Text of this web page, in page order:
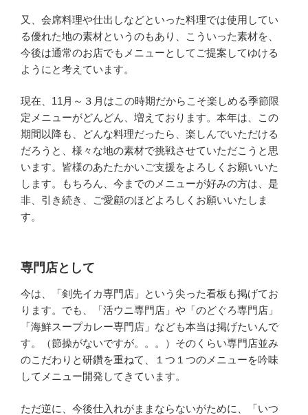
又、会席料理や仕出しなどといった料理では使用してい
る優れた地の素材というのもあり、こういった素材を、
今後は通常のお店でもメニューとしてご提案してゆける
ようにと考えています。
現在、11月～３月はこの時期だからこそ楽しめる季節限
定メニューがどんどん、増えております。本年は、この
期間以降も、どんな料理だったら、楽しんでいただける
だろうと、様々な地の素材で挑戦させていただこうと思
います。皆様のあたたかいご支援をよろしくお願いいた
します。もちろん、今までのメニューが好みの方は、是
非、引き続き、ご愛顧のほどよろしくお願いいたしま
す。
専門店として
今は、「剣先イカ専門店」という尖った看板も掲げてお
ります。でも、「活ウニ専門店」や「のどぐろ専門店」
「海鮮スープカレー専門店」なども本当は掲げたいんで
す。（節操がないですが。。。）そのくらい専門店並み
のこだわりと研鑽を重ねて、１つ１つのメニューを吟味
してメニュー開発してきています。
ただ逆に、今後仕入れがままならないがために、「いつ